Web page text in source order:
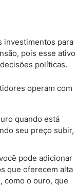
investimentos para
pois esse ativo
políticas.
operam com
quando está
seu preço subir,
pode adicionar
que oferecem alta
como o ouro, que